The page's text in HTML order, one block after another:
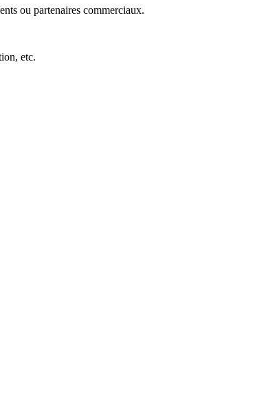
ou partenaires commerciaux.
etc.